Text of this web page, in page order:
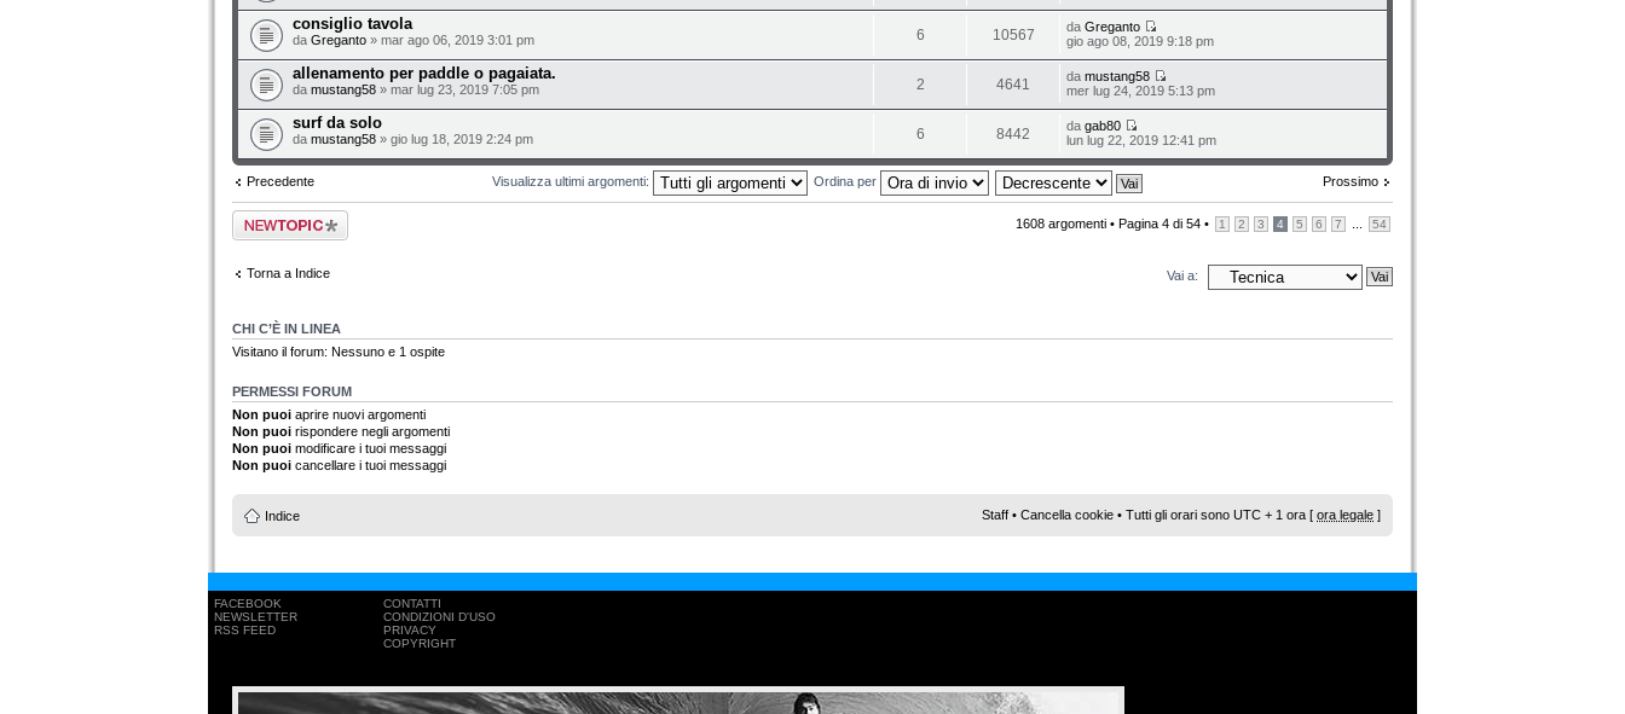
consiglio tavola
da Greganto » mar ago 06, 2019 3:01 pm 6 10567 da Greganto
gio ago 08, 2019 9:18 pm
allenamento per paddle o pagaiata.
da mustang58 » mar lug 23, 2019 7:05 pm 2 4641 da mustang58
mer lug 24, 2019 5:13 pm
surf da solo
da mustang58 » gio lug 18, 2019 2:24 pm 6 8442 da gab80
lun lug 22, 2019 12:41 pm
Precedente Prossimo
Visualizza ultimi argomenti: Ordina per
Scrivi un nuovo
argomento
1608 argomenti • Pagina 4 di 54 • 1 2 3 4 5 6 7 54
Torna a Indice Vai a:
CHI C’È IN LINEA
Visitano il forum: Nessuno e 1 ospite
PERMESSI FORUM
Non puoi aprire nuovi argomenti
Non puoi rispondere negli argomenti
Non puoi modificare i tuoi messaggi
Non puoi cancellare i tuoi messaggi
Indice Staff • Cancella cookie • Tutti gli orari sono UTC + 1 ora [ ora legale ]
FACEBOOK
NEWSLETTER
RSS FEED
CONTATTI
CONDIZIONI D'USO
PRIVACY
COPYRIGHT